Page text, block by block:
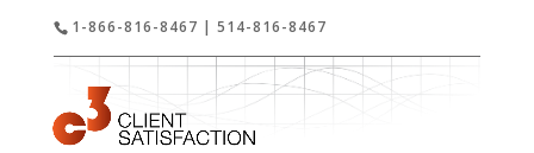
1-866-816-8467 | 514-816-8467